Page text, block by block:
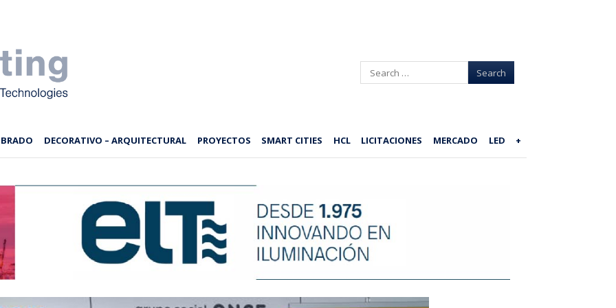
Search
DECORATIVO – ARQUITECTURAL PROYECTOS SMART CITIES HCL LICITACIONES MERCADO LED +